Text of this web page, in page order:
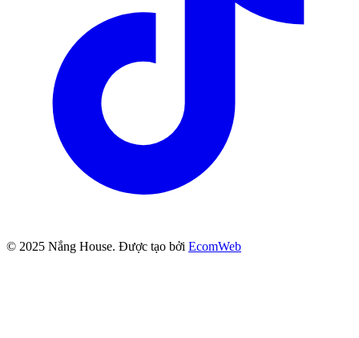
© 2025 Nắng House. Được tạo bởi EcomWeb